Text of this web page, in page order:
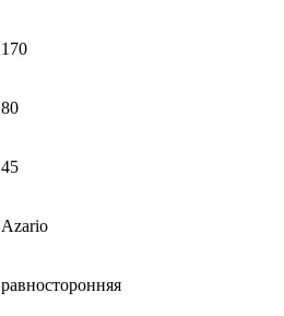
170
80
45
Azario
равносторонняя